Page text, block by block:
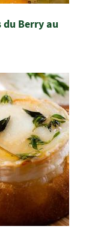
Berry au